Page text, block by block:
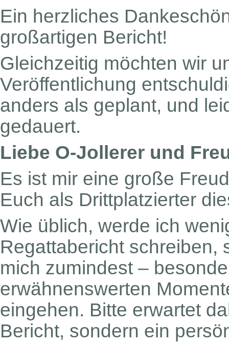
Ein herzliches
großartigen Bericht!
Gleichzeitig möchten wir
Veröffentlichung
anders als geplant, und
gedauert.
Liebe O-Jollerer und
Es ist mir eine große
Euch als Drittplatzierter
Wie üblich, werde ich
Regattabericht schreiben,
mich zumindest –
erwähnenswerten
eingehen. Bitte erwartet
Bericht, sondern ein